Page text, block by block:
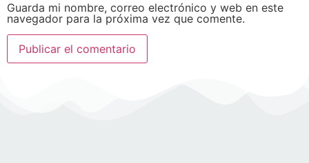
Guarda mi nombre, correo electrónico y web en este
navegador para la próxima vez que comente.